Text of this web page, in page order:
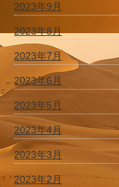
2023年9月
2023年8月
2023年7月
2023年6月
2023年5月
2023年4月
2023年3月
2023年2月